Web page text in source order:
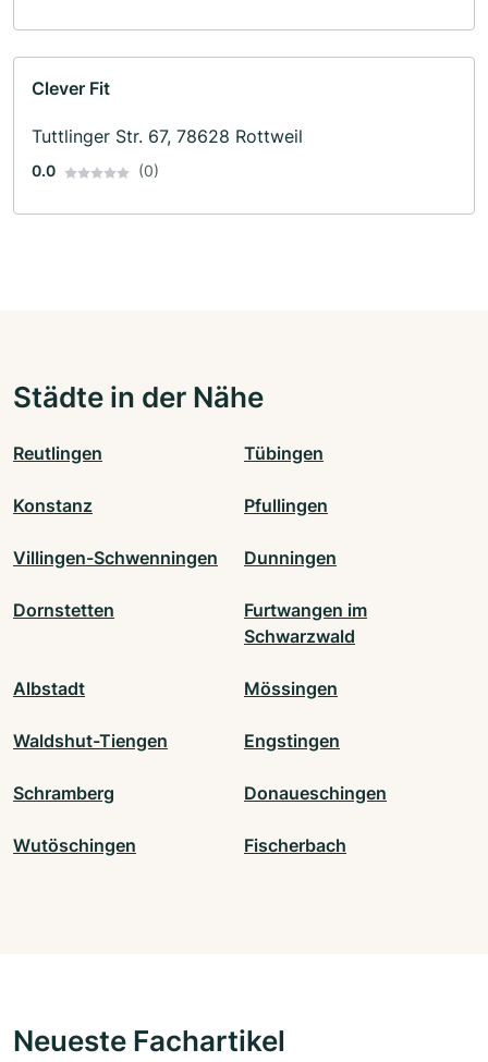
Clever Fit
Tuttlinger Str. 67, 78628 Rottweil
0.0 (0)
Städte in der Nähe
Reutlingen Tübingen
Konstanz Pfullingen
Villingen-Schwenningen Dunningen
Dornstetten
Furtwangen im
Schwarzwald
Albstadt Mössingen
Waldshut-Tiengen Engstingen
Schramberg Donaueschingen
Wutöschingen Fischerbach
Neueste Fachartikel